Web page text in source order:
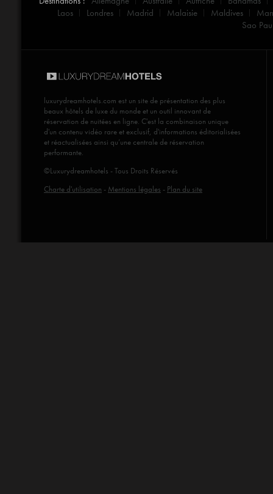
Laos
Londres Madrid Malaisie Maldives
Sao
luxurydreamhotels.com est un site de présentation des plus
beaux hôtels de luxe du monde et un outil innovant de
réservation de nuitées en ligne. C'est la combinaison unique
d'un contenu vidéo rare et exclusif, d'informations éditorialisées
et réactualisées ainsi qu’une centrale de réservation
performante.
©Luxurydreamhotels - Tous Droits Réservés
Charte d'utilisation - Mentions légales - Plan du site